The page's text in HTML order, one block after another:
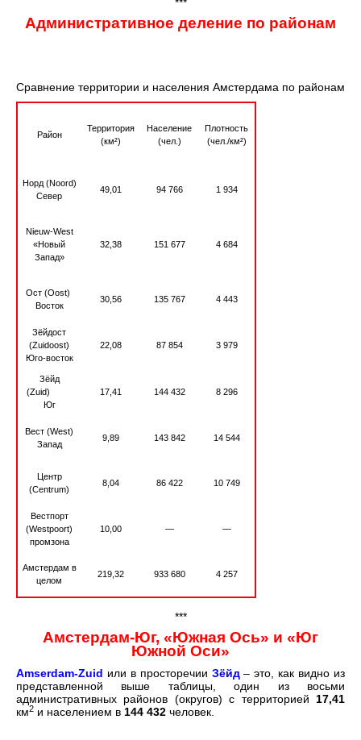
***
Административное деление по районам
Сравнение территории и населения Амстердама по районам
Район
Территория
(км²)
Население
(чел.)
Плотность
(чел./км²)
Норд (Noord)
Север
49,01 94 766 1 934
Nieuw-West
«Новый
Запад»
32,38 151 677 4 684
Ост (Oost)
Восток
30,56 135 767 4 443
Зёйдост
(Zuidoost)
Юго-восток
22,08 87 854 3 979
Зёйд
(Zuid)
Юг
17,41 144 432 8 296
Вест (West)
Запад
9,89 143 842 14 544
Центр
(Centrum)
8,04 86 422 10 749
Вестпорт
(Westpoort)
промзона
10,00 — —
Амстердам в
целом
219,32 933 680 4 257
***
Амстердам-Юг, «Южная Ось» и «Юг
Южной Оси»
Amserdam-Zuid или в просторечии Зёйд – это, как видно из
представленной выше таблицы, один из восьми
административных районов (округов) с территорией 17,41
км2 и населением в 144 432 человек.